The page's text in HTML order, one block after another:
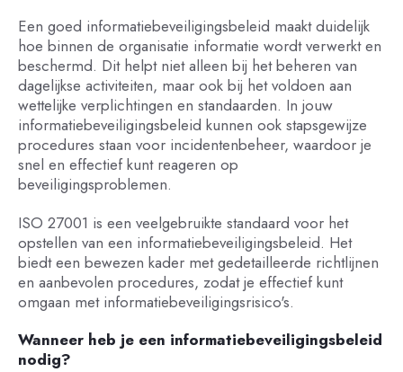
Een goed informatiebeveiligingsbeleid maakt duidelijk
hoe binnen de organisatie informatie wordt verwerkt en
beschermd. Dit helpt niet alleen bij het beheren van
dagelijkse activiteiten, maar ook bij het voldoen aan
wettelijke verplichtingen en standaarden. In jouw
informatiebeveiligingsbeleid kunnen ook stapsgewijze
procedures staan voor incidentenbeheer, waardoor je
snel en effectief kunt reageren op
beveiligingsproblemen.
ISO 27001 is een veelgebruikte standaard voor het
opstellen van een informatiebeveiligingsbeleid. Het
biedt een bewezen kader met gedetailleerde richtlijnen
en aanbevolen procedures, zodat je effectief kunt
omgaan met informatiebeveiligingsrisico's.
Wanneer heb je een informatiebeveiligingsbeleid
nodig?